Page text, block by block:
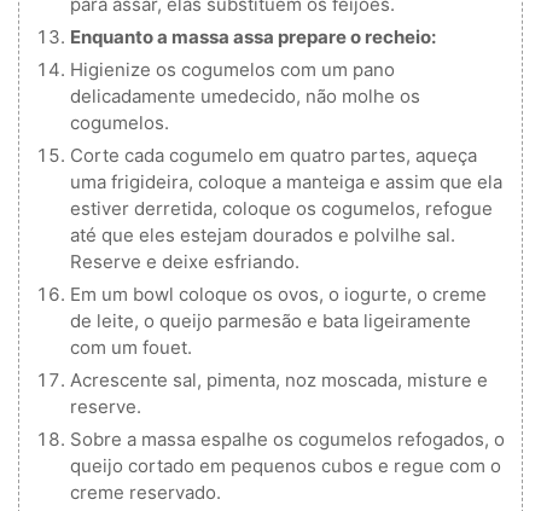
Enquanto a massa assa prepare o recheio:
Higienize os cogumelos com um pano
delicadamente umedecido, não molhe os
cogumelos.
Corte cada cogumelo em quatro partes, aqueça
uma frigideira, coloque a manteiga e assim que ela
estiver derretida, coloque os cogumelos, refogue
até que eles estejam dourados e polvilhe sal.
Reserve e deixe esfriando.
Em um bowl coloque os ovos, o iogurte, o creme
de leite, o queijo parmesão e bata ligeiramente
com um fouet.
Acrescente sal, pimenta, noz moscada, misture e
reserve.
Sobre a massa espalhe os cogumelos refogados, o
queijo cortado em pequenos cubos e regue com o
creme reservado.